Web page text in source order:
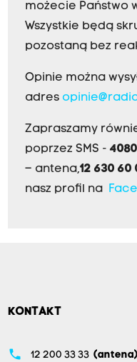
możecie Państwo
Wszystkie będą
pozostaną bez
Opinie można
adres
Zapraszamy
poprzez SMS - 4080
– antena,12 630 60
nasz profil na
KONTAKT
phone 12 200 33 33 (antena)